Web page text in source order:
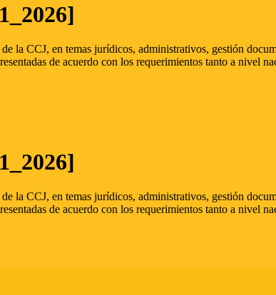
la CCJ, en temas jurídicos, administrativos, gestión
de acuerdo con los requerimientos tanto a nivel
la CCJ, en temas jurídicos, administrativos, gestión
de acuerdo con los requerimientos tanto a nivel